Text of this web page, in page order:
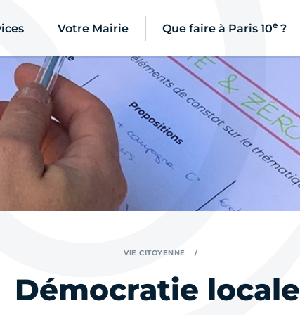
Votre Mairie Que faire à Paris 10e ?
VIE CITOYENNE
Démocratie locale